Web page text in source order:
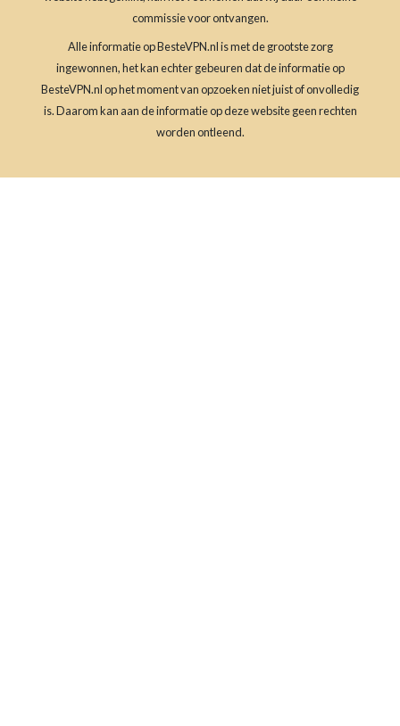
commissie voor ontvangen.
Alle informatie op BesteVPN.nl is met de grootste zorg
ingewonnen, het kan echter gebeuren dat de informatie op
BesteVPN.nl op het moment van opzoeken niet juist of onvolledig
is. Daarom kan aan de informatie op deze website geen rechten
worden ontleend.